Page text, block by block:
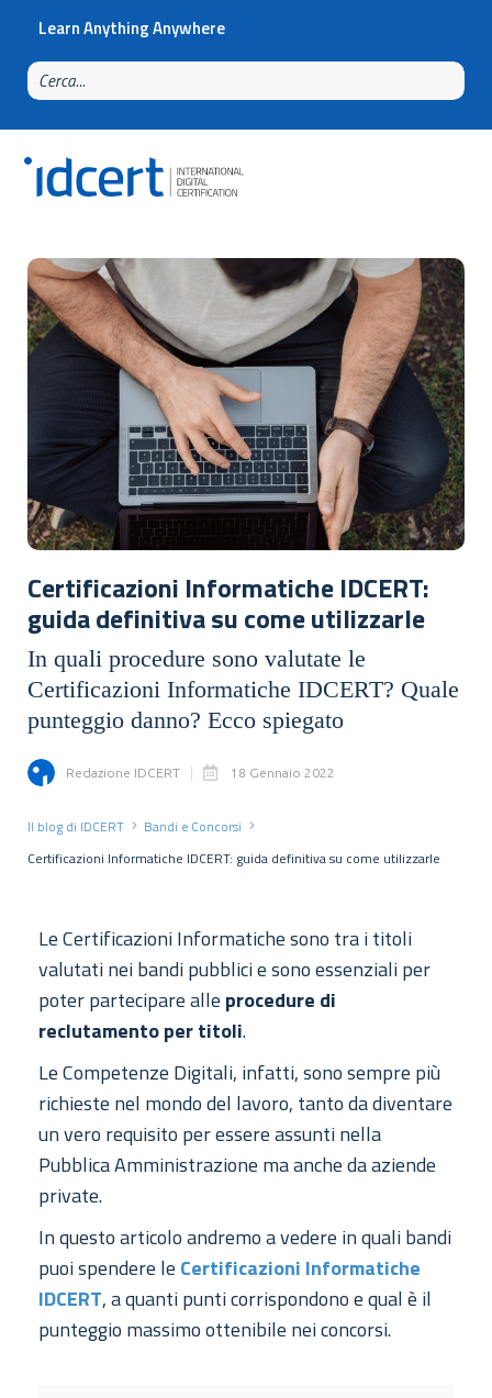
Learn Anything Anywhere
Certificazioni Informatiche IDCERT:
guida definitiva su come utilizzarle
In quali procedure sono valutate le
Certificazioni Informatiche IDCERT? Quale
punteggio danno? Ecco spiegato
Redazione IDCERT 18 Gennaio 2022
Il blog di IDCERT
Bandi e Concorsi
Certificazioni Informatiche IDCERT: guida definitiva su come utilizzarle
Le Certificazioni Informatiche sono tra i titoli
valutati nei bandi pubblici e sono essenziali per
poter partecipare alle procedure di
reclutamento per titoli.
Le Competenze Digitali, infatti, sono sempre più
richieste nel mondo del lavoro, tanto da diventare
un vero requisito per essere assunti nella
Pubblica Amministrazione ma anche da aziende
private.
In questo articolo andremo a vedere in quali bandi
puoi spendere le Certificazioni Informatiche
IDCERT, a quanti punti corrispondono e qual è il
punteggio massimo ottenibile nei concorsi.